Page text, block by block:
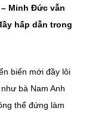
Minh Đức vẫn
hấp dẫn trong
biến mới đầy lôi
bà Nam Anh
thể đứng làm